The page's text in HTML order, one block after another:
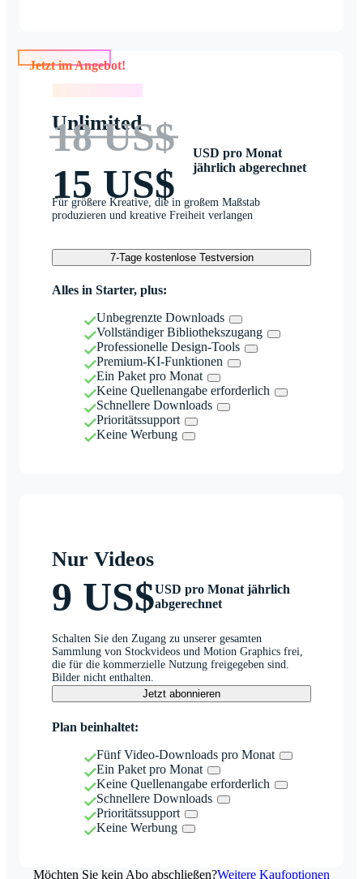
Jetzt im Angebot!
Unlimited
18 US$
15 US$
USD pro Monat
jährlich abgerechnet
Für größere Kreative, die in großem Maßstab
produzieren und kreative Freiheit verlangen
7-Tage kostenlose Testversion
Alles in Starter, plus:
Unbegrenzte Downloads
Vollständiger Bibliothekszugang
Professionelle Design-Tools
Premium-KI-Funktionen
Ein Paket pro Monat
Keine Quellenangabe erforderlich
Schnellere Downloads
Prioritätssupport
Keine Werbung
Nur Videos
9 US$USD pro Monat jährlich
abgerechnet
Schalten Sie den Zugang zu unserer gesamten
Sammlung von Stockvideos und Motion Graphics frei,
die für die kommerzielle Nutzung freigegeben sind.
Bilder nicht enthalten.
Jetzt abonnieren
Plan beinhaltet:
Fünf Video-Downloads pro Monat
Ein Paket pro Monat
Keine Quellenangabe erforderlich
Schnellere Downloads
Prioritätssupport
Keine Werbung
Möchten Sie kein Abo abschließen?Weitere Kaufoptionen